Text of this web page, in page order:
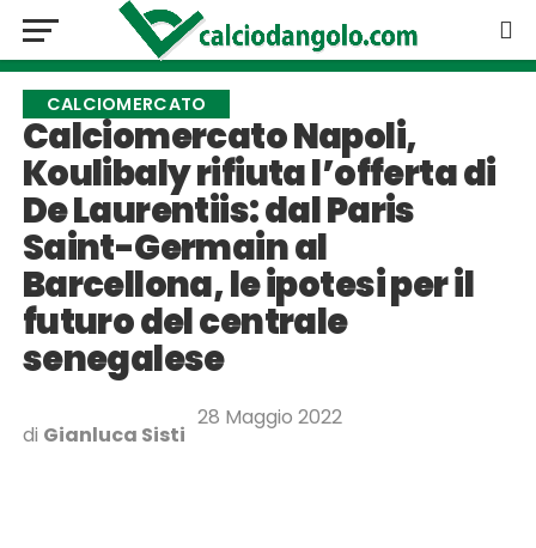
CALCIOMERCATO
Calciomercato Napoli,
Koulibaly rifiuta l’offerta di
De Laurentiis: dal Paris
Saint-Germain al
Barcellona, le ipotesi per il
futuro del centrale
senegalese
di Gianluca Sisti
28 Maggio 2022